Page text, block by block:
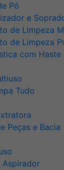
Pó
e
de Limpeza
de Limpeza
com Haste
Tudo
Peças e Bacia
Aspirador